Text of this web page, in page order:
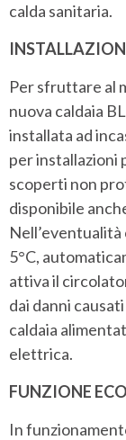
calda sanitaria.
Per sfruttare al
nuova caldaia
installata ad
per installazioni
scoperti non
disponibile
Nell’eventualità
5°C,
attiva il
dai danni
caldaia
elettrica.
FUNZIONE
In